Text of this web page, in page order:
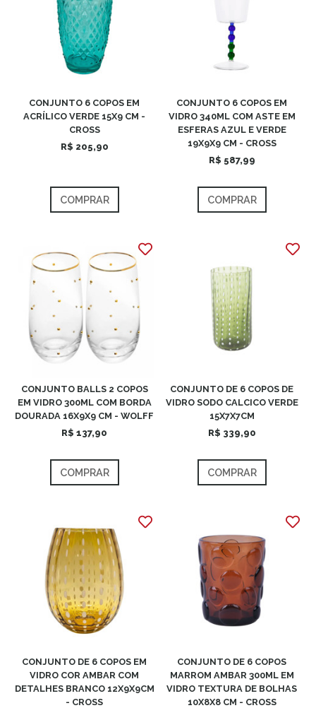
CONJUNTO 6 COPOS EM
ACRÍLICO VERDE 15X9 CM -
CROSS
R$ 205,90
COMPRAR
CONJUNTO 6 COPOS EM
VIDRO 340ML COM ASTE EM
ESFERAS AZUL E VERDE
19X9X9 CM - CROSS
R$ 587,99
COMPRAR
CONJUNTO BALLS 2 COPOS
EM VIDRO 300ML COM BORDA
DOURADA 16X9X9 CM - WOLFF
R$ 137,90
COMPRAR
CONJUNTO DE 6 COPOS DE
VIDRO SODO CALCICO VERDE
15X7X7CM
R$ 339,90
COMPRAR
CONJUNTO DE 6 COPOS EM
VIDRO COR AMBAR COM
DETALHES BRANCO 12X9X9CM
- CROSS
CONJUNTO DE 6 COPOS
MARROM AMBAR 300ML EM
VIDRO TEXTURA DE BOLHAS
10X8X8 CM - CROSS